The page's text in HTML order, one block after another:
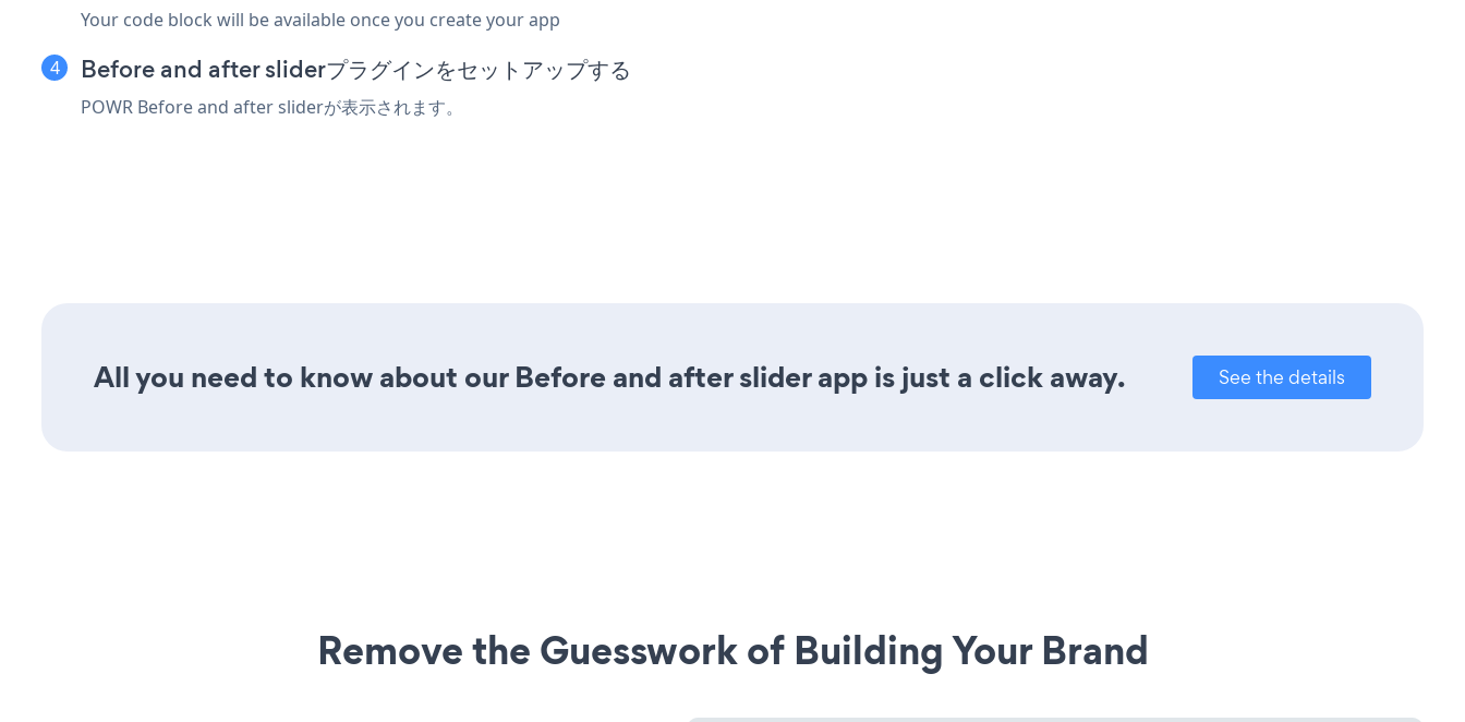
Your code block will be available once you create your app
Before and after sliderプラグインをセットアップする
POWR Before and after sliderが表示されます。
All you need to know about our Before and after slider app is just a click away. See the details
Remove the Guesswork of Building Your Brand